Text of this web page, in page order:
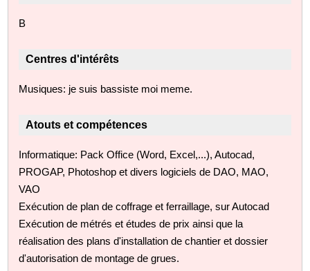
B
Centres d'intérêts
Musiques: je suis bassiste moi meme.
Atouts et compétences
Informatique: Pack Office (Word, Excel,...), Autocad,
PROGAP, Photoshop et divers logiciels de DAO, MAO,
VAO
Exécution de plan de coffrage et ferraillage, sur Autocad
Exécution de métrés et études de prix ainsi que la
réalisation des plans d'installation de chantier et dossier
d'autorisation de montage de grues.